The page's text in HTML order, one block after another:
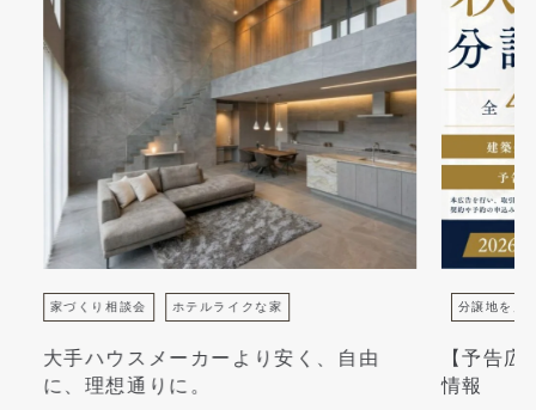
家づくり相談会 ホテルライクな家
大手ハウスメーカーより安く、自由
に、理想通りに。
分譲地を見つけ
【予告広
情報